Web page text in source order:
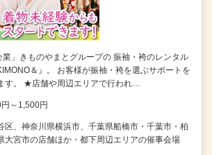
業」きものやまとグループの 振袖・袴のレンタル
＆』。 お客様が振袖・袴を選ぶサポートを
す。 ★店舗や周辺エリアで行われ…
～1,500円
区、神奈川県横浜市、千葉県船橋市・千葉市・柏
大宮市の店舗ほか・都下周辺エリアの催事会場